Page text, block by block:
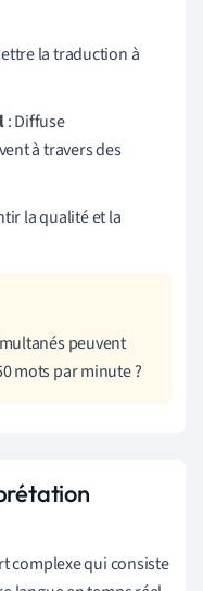
la traduction à
: Diffuse
à travers des
la qualité et la
peuvent
mots par minute ?
complexe qui consiste